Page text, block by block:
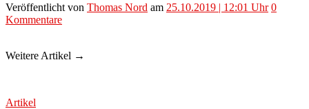
Veröffentlicht von Thomas Nord am 25.10.2019 | 12:01 Uhr 0
Kommentare
Weitere Artikel →
Artikel